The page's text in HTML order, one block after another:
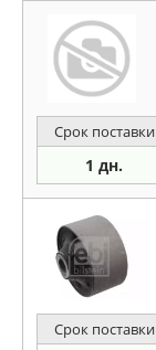
Срок поставки
1 дн.
Срок поставки